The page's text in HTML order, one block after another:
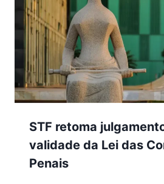
STF retoma
validade da Lei das
Penais